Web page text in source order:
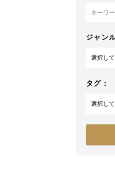
ジャン
タグ：